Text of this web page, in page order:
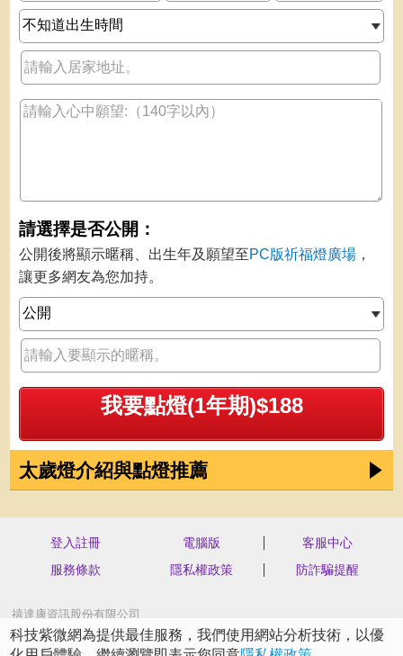
科技紫微網為提供最佳服務，我們使用網站分析技術，以優
>
請選擇是否公開：
公開後將顯示暱稱、出生年及願望至PC版祈福燈廣場 ，
讓更多網友為您加持。
我要點燈(1年期)$188
太歲燈介紹與點燈推薦
登入註冊 電腦版
客服中心
服務條款
隱私權政策 防詐騙提醒
禧達康資訊股份有限公司
統編 70562904
新北市汐止區新台五路一段75號4樓之3